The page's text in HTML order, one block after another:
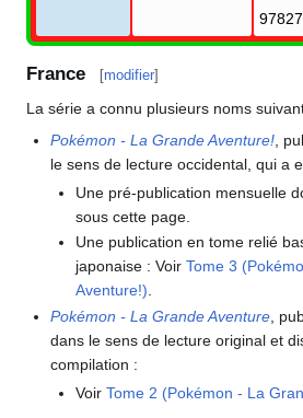
France [modifier]
La série a connu plusieurs noms
Pokémon - La Grande Aventure! ,
le sens de lecture occidental, qui a
Une pré-publication mensuelle
sous cette page.
Une publication en tome relié
japonaise : Voir Tome 3
Aventure!).
Pokémon - La Grande Aventure ,
dans le sens de lecture original et
compilation :
Voir Tome 2 (Pokémon - La